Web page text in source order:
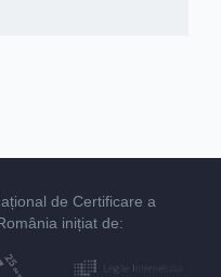
de Certificare a
inițiat de: